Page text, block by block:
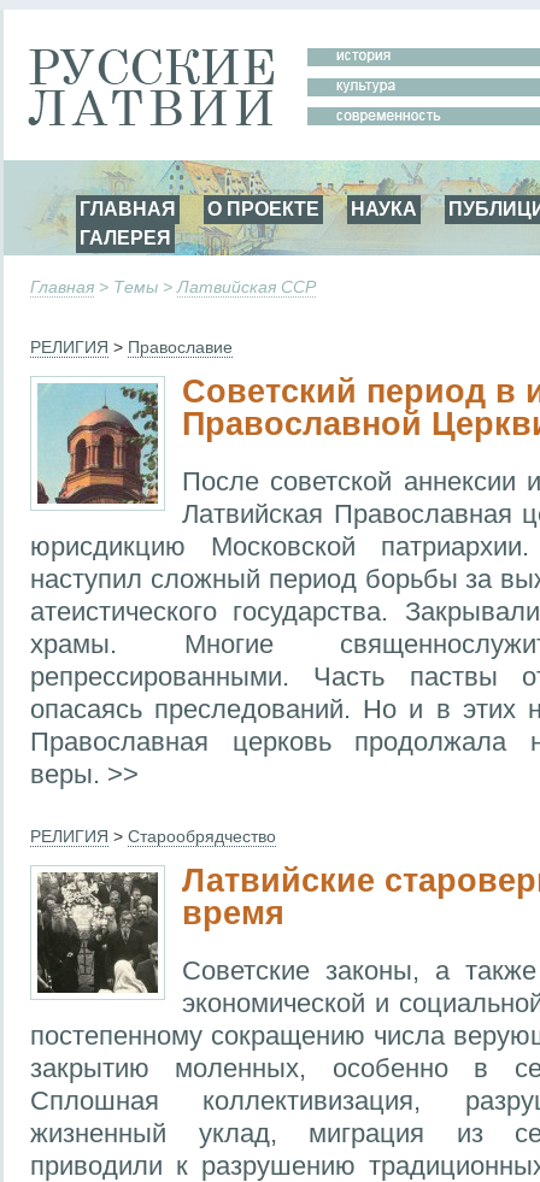
ГЛАВНАЯ О ПРОЕКТЕ НАУКА
ГАЛЕРЕЯ
Главная > Темы > Латвийская ССР
РЕЛИГИЯ > Православие
Советский период в
Православной
После советской аннексии
Латвийская Православная
юрисдикцию Московской
наступил сложный период борьбы за
атеистического государства.
храмы. Многие
репрессированными. Часть паствы
опасаясь преследований. Но и в этих
Православная церковь продолжала
веры. >>
РЕЛИГИЯ > Старообрядчество
Латвийские
время
Советские законы, а
экономической и
постепенному сокращению числа
закрытию моленных, особенно в
Сплошная коллективизация,
жизненный уклад, миграция из
приводили к разрушению